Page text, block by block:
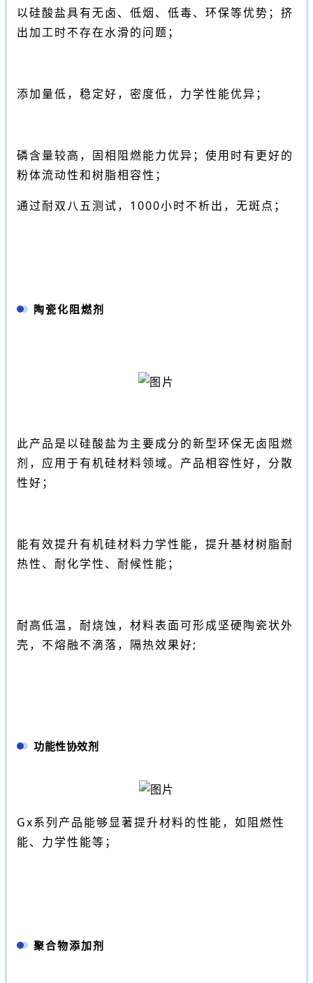
以硅酸盐具有无卤、低烟、低毒、环保等优势；挤
出加工时不存在水滑的问题；
添加量低，稳定好，密度低，力学性能优异；
磷含量较高，固相阻燃能力优异；使用时有更好的
粉体流动性和树脂相容性；
通过耐双八五测试，1000小时不析出，无斑点；
陶瓷化阻燃剂
此产品是以硅酸盐为主要成分的新型环保无卤阻燃
剂，应用于有机硅材料领域。产品相容性好，分散
性好；
能有效提升有机硅材料力学性能，提升基材树脂耐
热性、耐化学性、耐候性能；
耐高低温，耐烧蚀，材料表面可形成坚硬陶瓷状外
壳，不熔融不滴落，隔热效果好;
功能性协效剂
Gx系列产品能够显著提升材料的性能，如阻燃性
能、力学性能等 ；
聚合物添加剂